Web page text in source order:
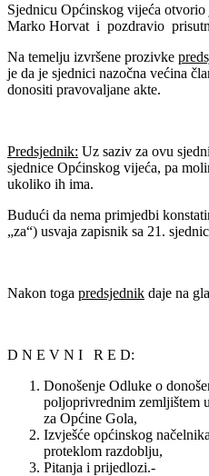
Sjednicu Općinskog vijeća otvorio
Marko Horvat i pozdravio
Na temelju izvršene prozivke
je da je sjednici nazočna većina
donositi pravovaljane akte.
Predsjednik: Uz saziv za ovu
sjednice Općinskog vijeća, pa
ukoliko ih ima.
Budući da nema primjedbi
„za“) usvaja zapisnik sa 21.
Nakon toga predsjednik daje na
D N E V N I R E D:
Donošenje Odluke o
poljoprivrednim zemljištem
za Općine Gola,
Izvješće općinskog
proteklom razdoblju,
Pitanja i prijedlozi.-